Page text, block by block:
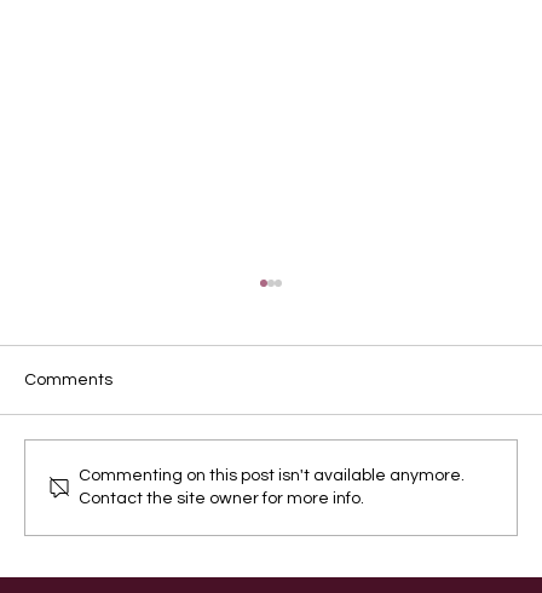
如何輕易轉食生肉糧
Comments
Commenting on this post isn't available anymore.
Contact the site owner for more info.